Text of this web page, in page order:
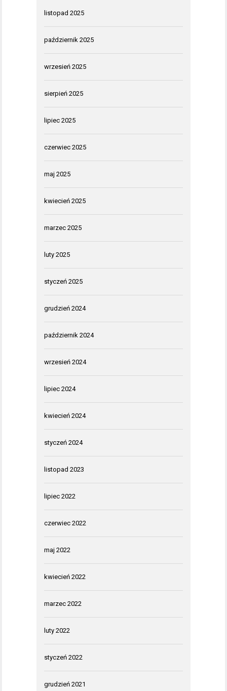
listopad 2025
październik 2025
wrzesień 2025
sierpień 2025
lipiec 2025
czerwiec 2025
maj 2025
kwiecień 2025
marzec 2025
luty 2025
styczeń 2025
grudzień 2024
październik 2024
wrzesień 2024
lipiec 2024
kwiecień 2024
styczeń 2024
listopad 2023
lipiec 2022
czerwiec 2022
maj 2022
kwiecień 2022
marzec 2022
luty 2022
styczeń 2022
grudzień 2021